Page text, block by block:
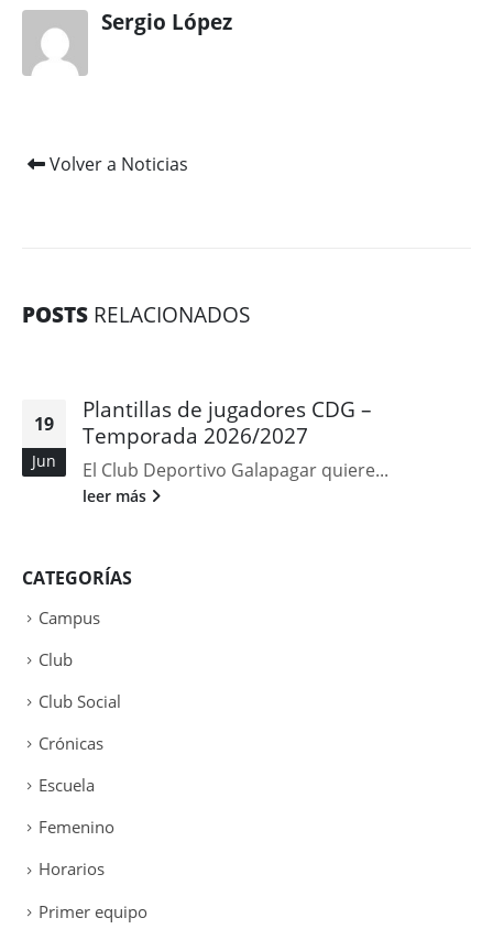
Sergio López
Volver a Noticias
POSTS RELACIONADOS
19
Jun
Plantillas de jugadores CDG –
Temporada 2026/2027
El Club Deportivo Galapagar quiere...
leer más
CATEGORÍAS
Campus
Club
Club Social
Crónicas
Escuela
Femenino
Horarios
Primer equipo